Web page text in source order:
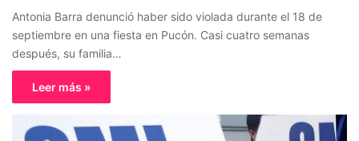
Antonia Barra denunció haber sido violada durante el 18 de
septiembre en una fiesta en Pucón. Casi cuatro semanas
después, su familia…
Leer más »